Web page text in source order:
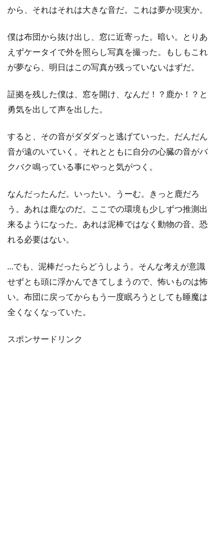
から、それはそれは大きな音だ。これは夢か現実か。
僕は布団から抜け出し、窓に近寄った。暗い。とりあ
えずケータイで外を照らし写真を撮った。もしもこれ
が夢なら、明日はこの写真が残っていないはずだ。
証拠を残した僕は、窓を開け、なんだ！？鹿か！？と
勇気を出して声を出した。
すると、その音がダダダっと逃げていった。だんだん
音が遠のいていく。それとともに自分の心臓の音がバ
クバク鳴っている事にやっと気がつく。
なんだったんだ。いったい。うーむ。きっと鹿だろ
う。あれは鹿なのだ。ここでの環境も少しずつ推測出
来るようになった。あれは泥棒ではなく動物の音。恐
れる必要はない。
…でも、泥棒だったらどうしよう。そんな考えが意識
せずとも頭に浮かんできてしまうので、怖いものは怖
い。布団に戻ってからもう一度眠ろうとしても睡魔は
全くなくなっていた。
スポンサードリンク